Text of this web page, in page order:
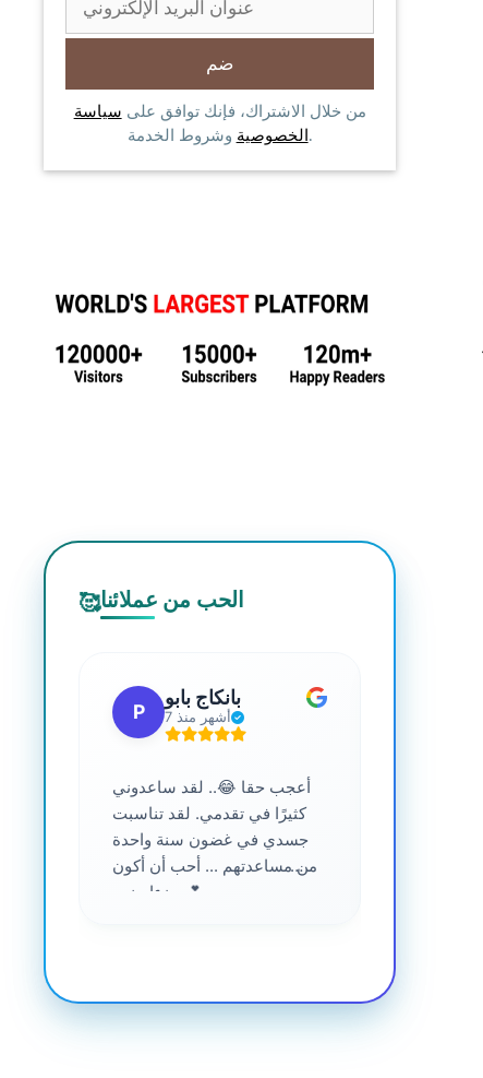
من خلال الاشتراك، فإنك توافق على سياسة
الخصوصية وشروط الخدمة.
🥰الحب من عملائنا
P
بانكاج بابو
7 أشهر منذ
أعجب حقا 😂.. لقد ساعدوني
كثيرًا في تقدمي. لقد تناسبت
جسدي في غضون سنة واحدة
من مساعدتهم ... أحب أن أكون
جزءا منهم 💕